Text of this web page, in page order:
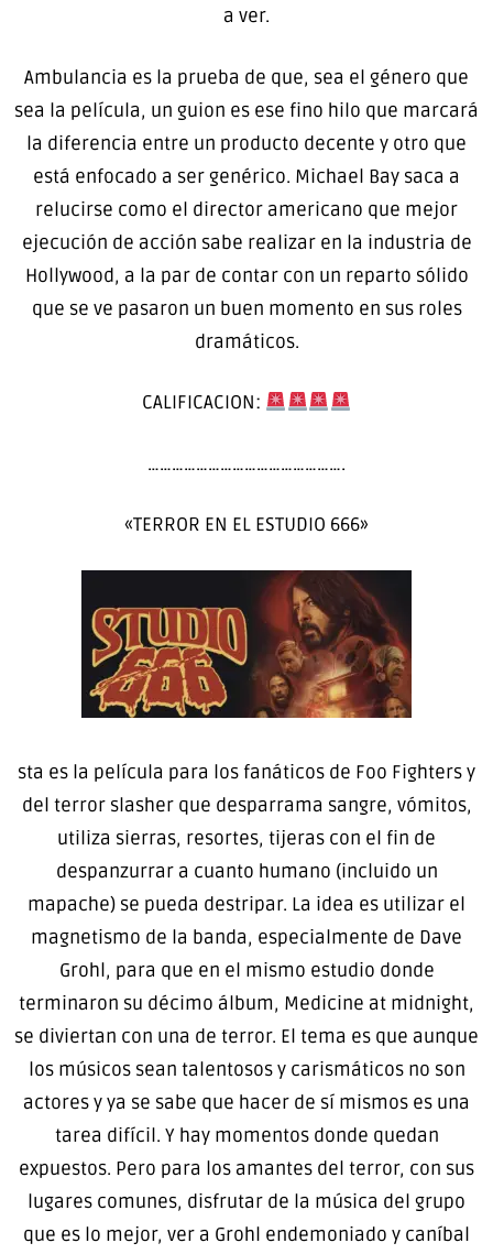
a ver.
Ambulancia es la prueba de que, sea el género que
sea la película, un guion es ese fino hilo que marcará
la diferencia entre un producto decente y otro que
está enfocado a ser genérico. Michael Bay saca a
relucirse como el director americano que mejor
ejecución de acción sabe realizar en la industria de
Hollywood, a la par de contar con un reparto sólido
que se ve pasaron un buen momento en sus roles
dramáticos.
CALIFICACION:
………………………………………….
«TERROR EN EL ESTUDIO 666»
sta es la película para los fanáticos de Foo Fighters y
del terror slasher que desparrama sangre, vómitos,
utiliza sierras, resortes, tijeras con el fin de
despanzurrar a cuanto humano (incluido un
mapache) se pueda destripar. La idea es utilizar el
magnetismo de la banda, especialmente de Dave
Grohl, para que en el mismo estudio donde
terminaron su décimo álbum, Medicine at midnight,
se diviertan con una de terror. El tema es que aunque
los músicos sean talentosos y carismáticos no son
actores y ya se sabe que hacer de sí mismos es una
tarea difícil. Y hay momentos donde quedan
expuestos. Pero para los amantes del terror, con sus
lugares comunes, disfrutar de la música del grupo
que es lo mejor, ver a Grohl endemoniado y caníbal